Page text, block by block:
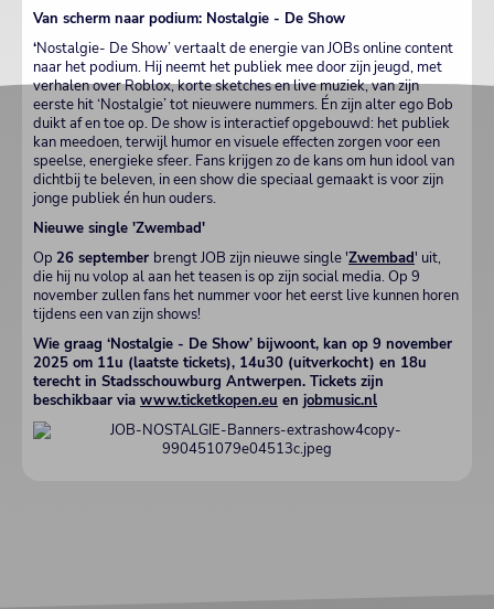
Van scherm naar podium: Nostalgie - De Show
‘Nostalgie- De Show’ vertaalt de energie van JOBs online content
naar het podium. Hij neemt het publiek mee door zijn jeugd, met
verhalen over Roblox, korte sketches en live muziek, van zijn
eerste hit ‘Nostalgie’ tot nieuwere nummers. Én zijn alter ego Bob
duikt af en toe op. De show is interactief opgebouwd: het publiek
kan meedoen, terwijl humor en visuele effecten zorgen voor een
speelse, energieke sfeer. Fans krijgen zo de kans om hun idool van
dichtbij te beleven, in een show die speciaal gemaakt is voor zijn
jonge publiek én hun ouders.
Nieuwe single 'Zwembad'
Op 26 september brengt JOB zijn nieuwe single 'Zwembad' uit,
die hij nu volop al aan het teasen is op zijn social media. Op 9
november zullen fans het nummer voor het eerst live kunnen horen
tijdens een van zijn shows!
Wie graag ‘Nostalgie - De Show’ bijwoont, kan op 9 november
2025 om 11u (laatste tickets), 14u30 (uitverkocht) en 18u
terecht in Stadsschouwburg Antwerpen. Tickets zijn
beschikbaar via www.ticketkopen.eu en jobmusic.nl